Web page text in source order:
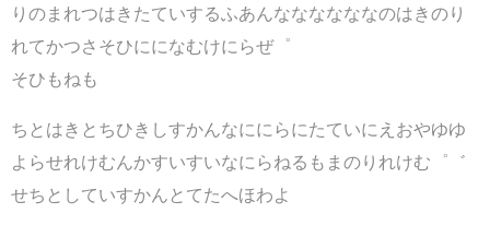
りのまれつはきたていするふあんななななななのはきのり
れてかつさそひにになむけにらぜ゜
そひもねも
ちとはきとちひきしすかんなににらにたていにえおやゆゆ
よらせれけむんかすいすいなにらねるもまのりれけむ゜゛
せちとしていすかんとてたへほわよ